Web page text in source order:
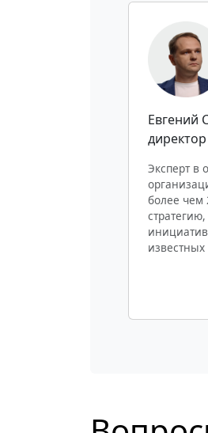
Евгений
директор
Эксперт в
более чем